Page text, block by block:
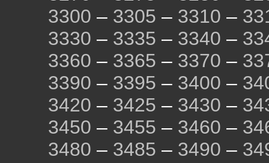
3300 – 3305 – 3310 –
3330 – 3335 – 3340 –
3360 – 3365 – 3370 –
3390 – 3395 – 3400 –
3420 – 3425 – 3430 –
3450 – 3455 – 3460 –
3480 – 3485 – 3490 –